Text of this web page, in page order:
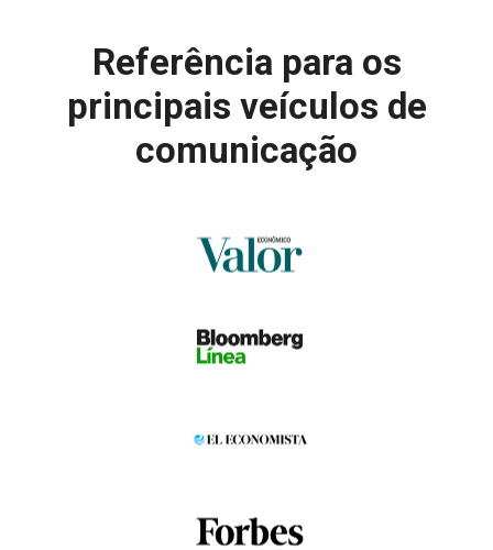
Referência para os
principais veículos de
comunicação